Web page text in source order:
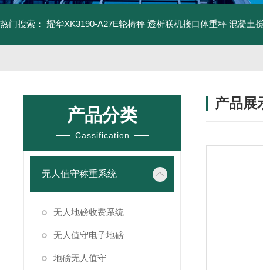
热门搜索： 耀华XK3190-A27E轮椅秤 透析联机接口体重秤 混凝土
产品分类
Cassification
无人值守称重系统
无人地磅收费系统
无人值守电子地磅
地磅无人值守
产品展